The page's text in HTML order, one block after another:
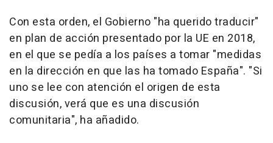
Con esta orden, el Gobierno "ha querido traducir"
en plan de acción presentado por la UE en 2018,
en el que se pedía a los países a tomar "medidas
en la dirección en que las ha tomado España". "Si
uno se lee con atención el origen de esta
discusión, verá que es una discusión
comunitaria", ha añadido.